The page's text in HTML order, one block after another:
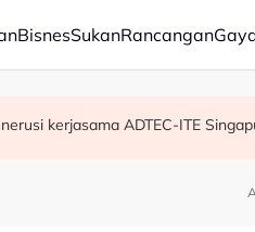
BisnesSukanRancangan
Pemangku Timbalan Ketua
di Sungkai dan Kuala
kerjasama ADTEC-ITE